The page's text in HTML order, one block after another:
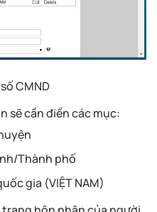
CMND
sẽ cần điền các mục:
Thành phố
gia (VIỆT NAM)